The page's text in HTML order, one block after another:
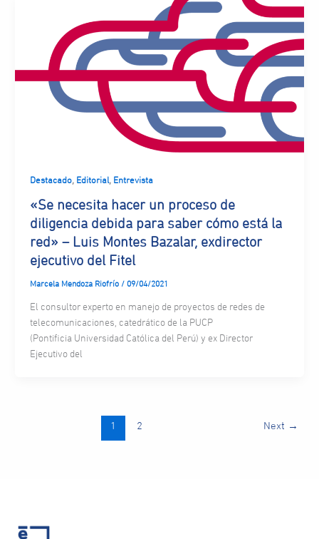
Destacado, Editorial, Entrevista
«Se necesita hacer un proceso de
diligencia debida para saber cómo está la
red» – Luis Montes Bazalar, exdirector
ejecutivo del Fitel
Marcela Mendoza Riofrío / 09/04/2021
El consultor experto en manejo de proyectos de redes de
telecomunicaciones, catedrático de la PUCP
(Pontificia Universidad Católica del Perú) y ex Director
Ejecutivo del
1 2 Next →